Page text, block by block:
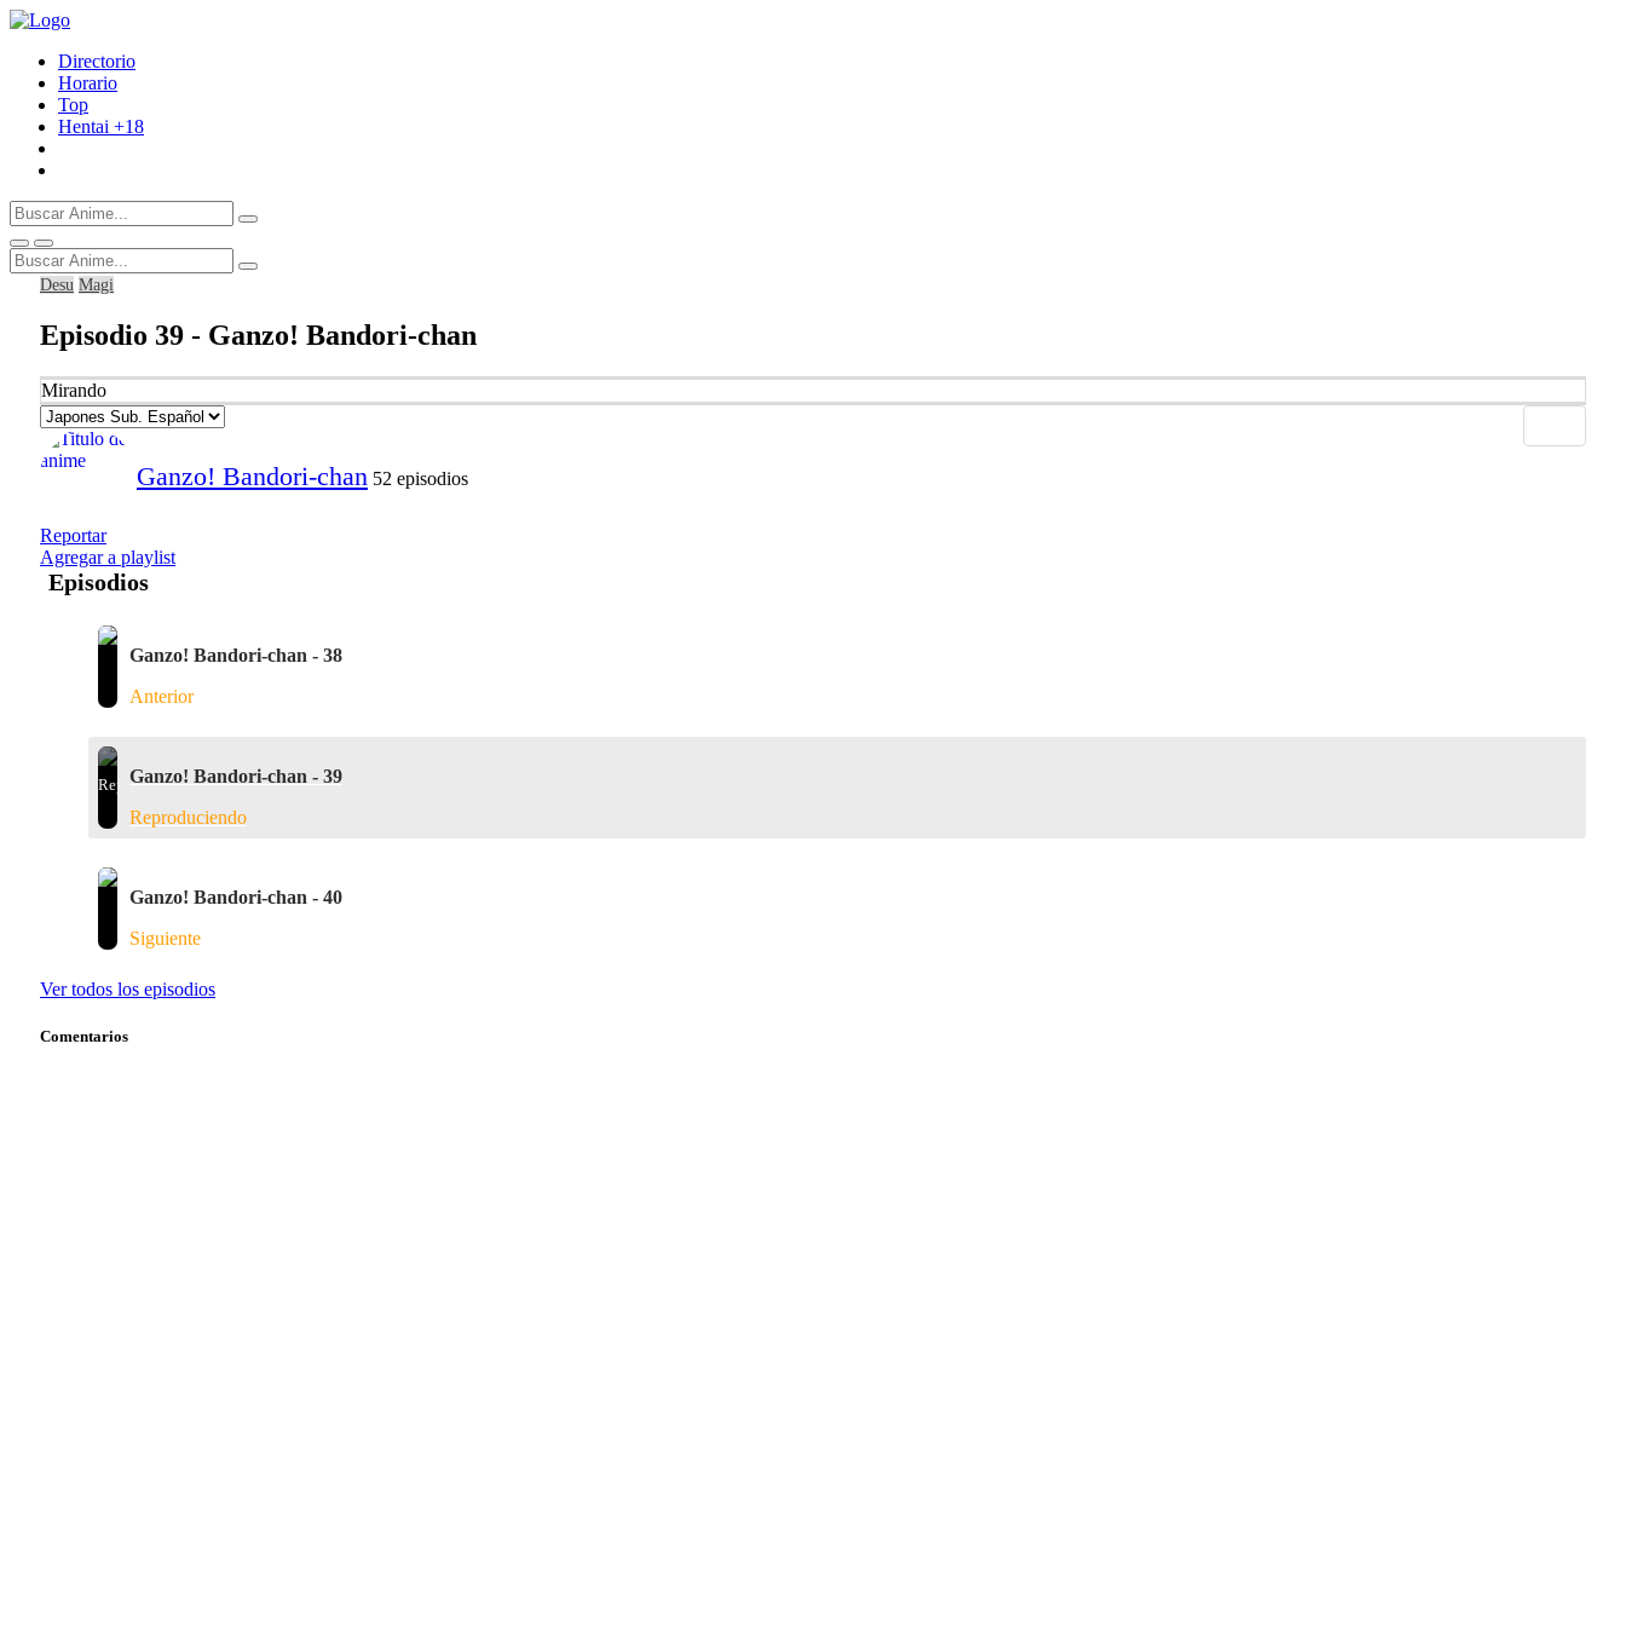
Directorio
Horario
Top
Hentai +18
Desu Magi
Episodio 39 - Ganzo! Bandori-chan
Mirando
Ganzo! Bandori-chan 52 episodios
Reportar
Agregar a playlist
Episodios
Ganzo! Bandori-chan - 38
Anterior
Ganzo! Bandori-chan - 39
Reproduciendo
Ganzo! Bandori-chan - 40
Siguiente
Ver todos los episodios
Comentarios